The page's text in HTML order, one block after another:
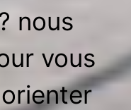
nous
vous